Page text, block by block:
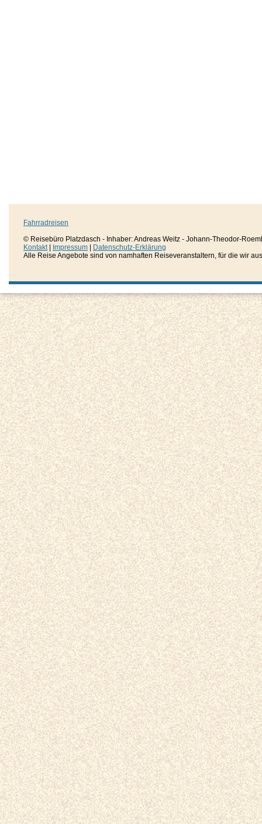
Fahrradreisen
© Reisebüro Platzdasch - Inhaber: Andreas Weitz - Johann-Theodor-
Kontakt| Impressum
Datenschutz-Erklärung
Alle Reise Angebote sind von namhaften Reiseveranstaltern, für die wir